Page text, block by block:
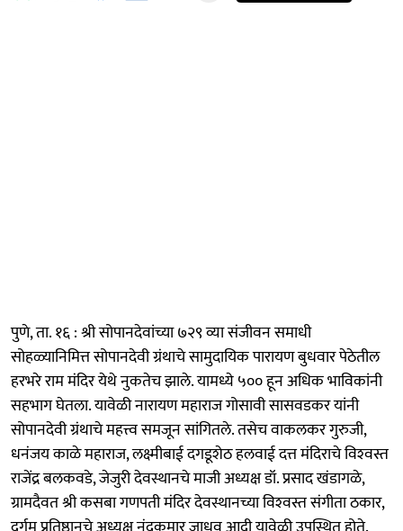
पुणे, ता. १६ : श्री सोपानदेवांच्या ७२९ व्या संजीवन समाधी
सोहळ्यानिमित्त सोपानदेवी ग्रंथाचे सामुदायिक पारायण बुधवार पेठेतील
हरभरे राम मंदिर येथे नुकतेच झाले. यामध्ये ५०० हून अधिक भाविकांनी
सहभाग घेतला. यावेळी नारायण महाराज गोसावी सासवडकर यांनी
सोपानदेवी ग्रंथाचे महत्त्व समजून सांगितले. तसेच वाकलकर गुरुजी,
धनंजय काळे महाराज, लक्ष्मीबाई दगडूशेठ हलवाई दत्त मंदिराचे विश्‍वस्त
राजेंद्र बलकवडे, जेजुरी देवस्थानचे माजी अध्यक्ष डॉ. प्रसाद खंडागळे,
ग्रामदैवत श्री कसबा गणपती मंदिर देवस्थानच्या विश्‍वस्त संगीता ठकार,